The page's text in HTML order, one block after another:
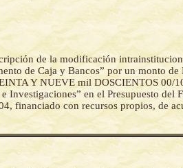
de la modificación
de Caja y Bancos” por un monto
Y NUEVE mil DOSCIENTOS 00/
en el Presupuesto del
financiado con recursos propios, de